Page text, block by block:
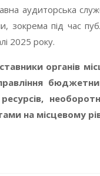
аудиторська
під час
2025 року.
органів
на місцевому